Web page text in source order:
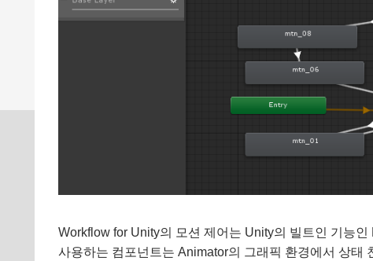
Workflow for Unity의 모션 제어는 Unity의 빌트인 기능
사용하는 컴포넌트는 Animator의 그래픽 환경에서 상태